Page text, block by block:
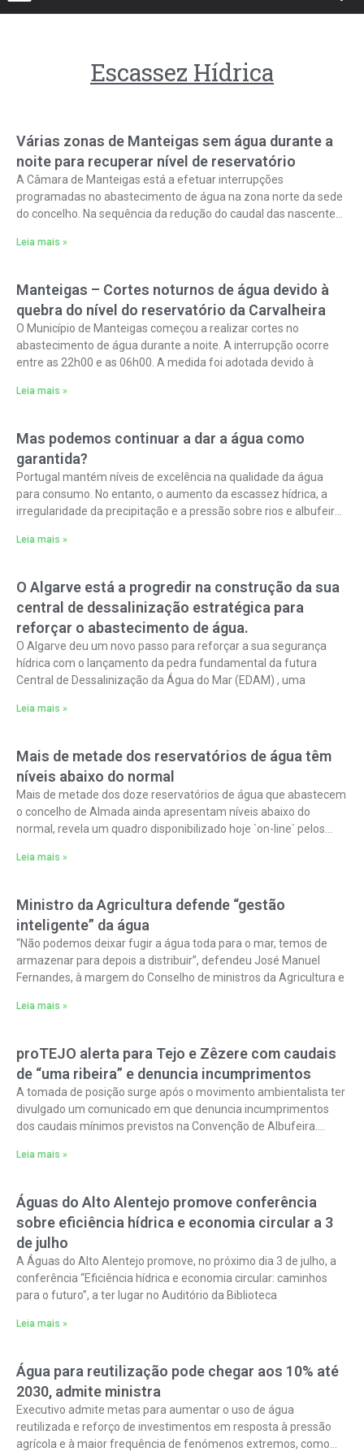
Escassez Hídrica
Várias zonas de Manteigas sem água durante a
noite para recuperar nível de reservatório
A Câmara de Manteigas está a efetuar interrupções
programadas no abastecimento de água na zona norte da sede
do concelho. Na sequência da redução do caudal das nascentes
Leia mais »
Manteigas – Cortes noturnos de água devido à
quebra do nível do reservatório da Carvalheira
O Município de Manteigas começou a realizar cortes no
abastecimento de água durante a noite. A interrupção ocorre
entre as 22h00 e as 06h00. A medida foi adotada devido à
Leia mais »
Mas podemos continuar a dar a água como
garantida?
Portugal mantém níveis de excelência na qualidade da água
para consumo. No entanto, o aumento da escassez hídrica, a
irregularidade da precipitação e a pressão sobre rios e albufeiras
Leia mais »
O Algarve está a progredir na construção da sua
central de dessalinização estratégica para
reforçar o abastecimento de água.
O Algarve deu um novo passo para reforçar a sua segurança
hídrica com o lançamento da pedra fundamental da futura
Central de Dessalinização da Água do Mar (EDAM) , uma
Leia mais »
Mais de metade dos reservatórios de água têm
níveis abaixo do normal
Mais de metade dos doze reservatórios de água que abastecem
o concelho de Almada ainda apresentam níveis abaixo do
normal, revela um quadro disponibilizado hoje `on-line` pelos
Leia mais »
Ministro da Agricultura defende “gestão
inteligente” da água
“Não podemos deixar fugir a água toda para o mar, temos de
armazenar para depois a distribuir”, defendeu José Manuel
Fernandes, à margem do Conselho de ministros da Agricultura e
Leia mais »
proTEJO alerta para Tejo e Zêzere com caudais
de “uma ribeira” e denuncia incumprimentos
A tomada de posição surge após o movimento ambientalista ter
divulgado um comunicado em que denuncia incumprimentos
dos caudais mínimos previstos na Convenção de Albufeira.
Leia mais »
Águas do Alto Alentejo promove conferência
sobre eficiência hídrica e economia circular a 3
de julho
A Águas do Alto Alentejo promove, no próximo dia 3 de julho, a
conferência “Eficiência hídrica e economia circular: caminhos
para o futuro”, a ter lugar no Auditório da Biblioteca
Leia mais »
Água para reutilização pode chegar aos 10% até
2030, admite ministra
Executivo admite metas para aumentar o uso de água
reutilizada e reforço de investimentos em resposta à pressão
agrícola e à maior frequência de fenómenos extremos, como